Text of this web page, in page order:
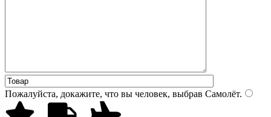
Пожалуйста, докажите, что вы человек, выбрав Самолёт.